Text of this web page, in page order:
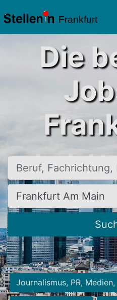
Frankfurt
Die
Beruf, Fachrichtung, Firma
Ort, Stadt
Journalismus, PR,